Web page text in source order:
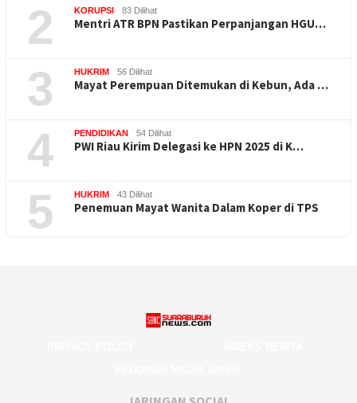
2 KORUPSI 83 Dilihat
Mentri ATR BPN Pastikan Perpanjangan HGU…
3 HUKRIM 56 Dilihat
Mayat Perempuan Ditemukan di Kebun, Ada …
4 PENDIDIKAN 54 Dilihat
PWI Riau Kirim Delegasi ke HPN 2025 di K…
5 HUKRIM 43 Dilihat
Penemuan Mayat Wanita Dalam Koper di TPS